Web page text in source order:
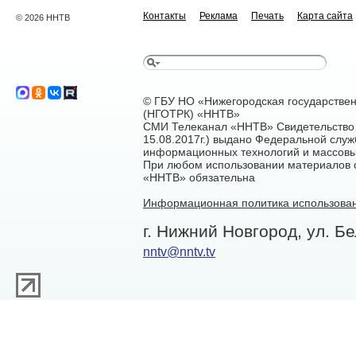
© 2026 ННТВ Контакты Реклама Печать Карта сайта
© ГБУ НО «Нижегородская
(НГОТРК) «ННТВ»
СМИ Телеканал «ННТВ»
15.08.2017г.) выдано Федеральной
информационных технологий и
При любом использовании материалов
«ННТВ» обязательна
Информационная политика
г. Нижний Новгород, ул.
nntv@nntv.tv